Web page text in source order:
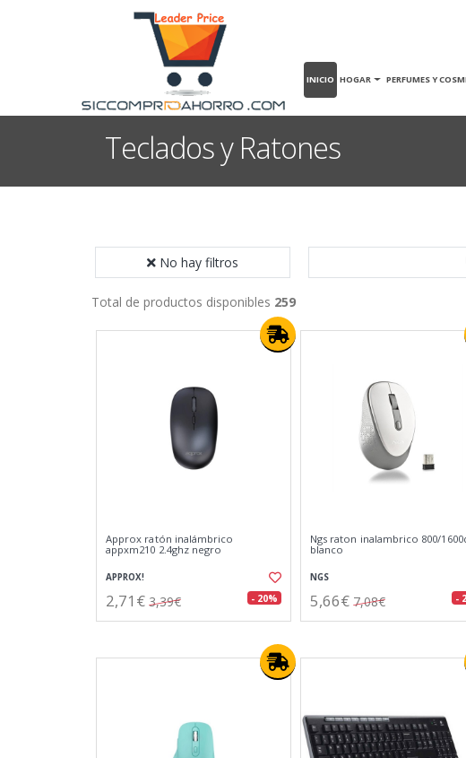
INICIO HOGAR PERFUMES Y
Teclados y Ratones
No hay filtros
Total de productos disponibles 259
Approx ratón inalámbrico
appxm210 2.4ghz negro
APPROX!
2,71€ 3,39€ - 20%
Ngs raton inalambrico 800/
blanco
NGS
5,66€ 7,08€ -